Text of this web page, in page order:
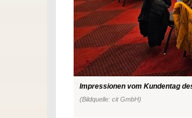
Impressionen vom Kundentag
(Bildquelle: cit GmbH)